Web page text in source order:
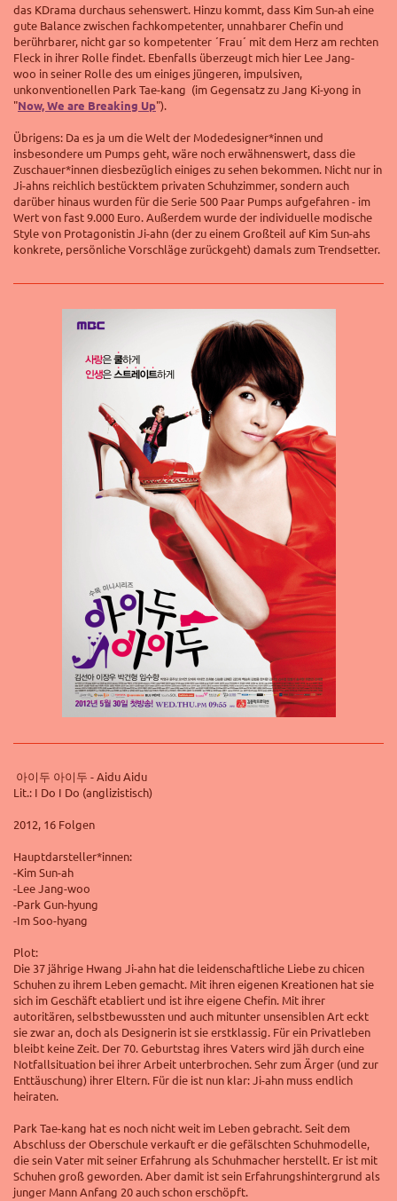
das KDrama durchaus sehenswert. Hinzu kommt, dass Kim Sun-ah eine
gute Balance zwischen fachkompetenter, unnahbarer Chefin und
berührbarer, nicht gar so kompetenter ´Frau´ mit dem Herz am rechten
Fleck in ihrer Rolle findet. Ebenfalls überzeugt mich hier Lee Jang-
woo in seiner Rolle des um einiges jüngeren, impulsiven,
unkonventionellen Park Tae-kang (im Gegensatz zu Jang Ki-yong in
"Now, We are Breaking Up").
Übrigens: Da es ja um die Welt der Modedesigner*innen und
insbesondere um Pumps geht, wäre noch erwähnenswert, dass die
Zuschauer*innen diesbezüglich einiges zu sehen bekommen. Nicht nur in
Ji-ahns reichlich bestücktem privaten Schuhzimmer, sondern auch
darüber hinaus wurden für die Serie 500 Paar Pumps aufgefahren - im
Wert von fast 9.000 Euro. Außerdem wurde der individuelle modische
Style von Protagonistin Ji-ahn (der zu einem Großteil auf Kim Sun-ahs
konkrete, persönliche Vorschläge zurückgeht) damals zum Trendsetter.
아이두 아이두 - Aidu Aidu
Lit.: I Do I Do (anglizistisch)
2012, 16 Folgen
Hauptdarsteller*innen:
-Kim Sun-ah
-Lee Jang-woo
-Park Gun-hyung
-Im Soo-hyang
Plot:
Die 37 jährige Hwang Ji-ahn hat die leidenschaftliche Liebe zu chicen
Schuhen zu ihrem Leben gemacht. Mit ihren eigenen Kreationen hat sie
sich im Geschäft etabliert und ist ihre eigene Chefin. Mit ihrer
autoritären, selbstbewussten und auch mitunter unsensiblen Art eckt
sie zwar an, doch als Designerin ist sie erstklassig. Für ein Privatleben
bleibt keine Zeit. Der 70. Geburtstag ihres Vaters wird jäh durch eine
Notfallsituation bei ihrer Arbeit unterbrochen. Sehr zum Ärger (und zur
Enttäuschung) ihrer Eltern. Für die ist nun klar: Ji-ahn muss endlich
heiraten.
Park Tae-kang hat es noch nicht weit im Leben gebracht. Seit dem
Abschluss der Oberschule verkauft er die gefälschten Schuhmodelle,
die sein Vater mit seiner Erfahrung als Schuhmacher herstellt. Er ist mit
Schuhen groß geworden. Aber damit ist sein Erfahrungshintergrund als
junger Mann Anfang 20 auch schon erschöpft.